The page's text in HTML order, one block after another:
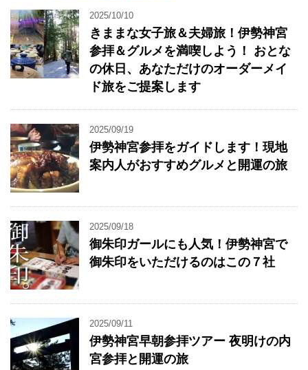
2025/10/10
きままな女子旅＆夫婦旅！伊勢神宮
参拝＆グルメを満喫しよう！ おとな
の休日、あなただけのオーダーメイ
ド旅をご提案します
2025/09/19
伊勢神宮参拝をガイドします！現地
案内人がおすすめグルメと開運の旅
2025/09/18
御朱印ガールにも人気！伊勢神宮で
御朱印をいただけるのはこの７社
2025/09/11
伊勢神宮早朝参拝ツアー 夜明けの内
宮参拝と開運の旅